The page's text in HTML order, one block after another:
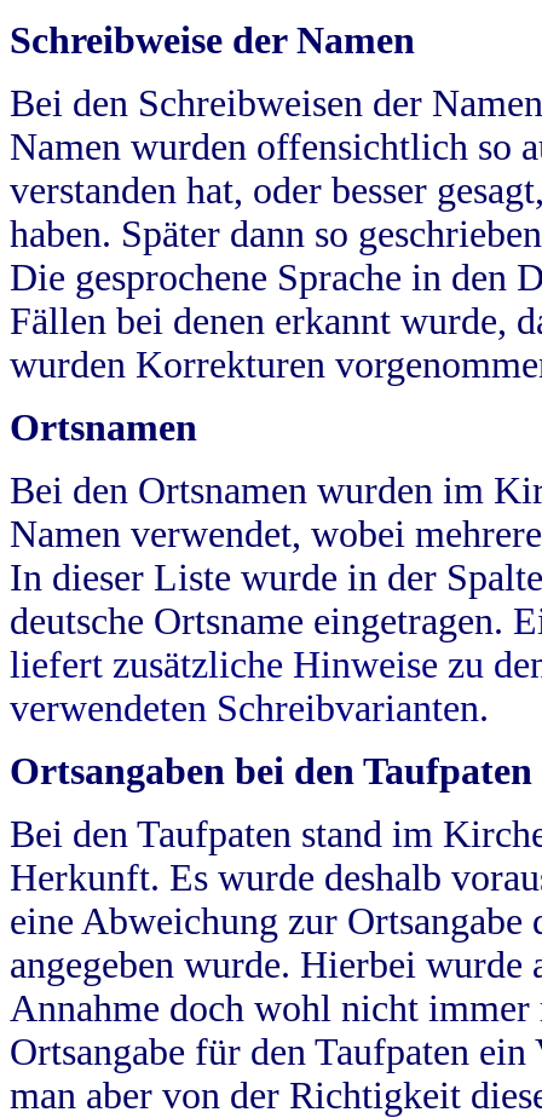
Schreibweise der Namen
Bei den Schreibweisen der
Namen wurden offensichtlich so
verstanden hat, oder besser
haben. Später dann so
Die gesprochene Sprache in
Fällen bei denen erkannt wurde,
wurden Korrekturen
Ortsnamen
Bei den Ortsnamen wurden im
Namen verwendet, wobei
In dieser Liste wurde in der
deutsche Ortsname eingetragen.
liefert zusätzliche Hinweise zu
verwendeten Schreibvarianten.
Ortsangaben bei den Taufpaten
Bei den Taufpaten stand im
Herkunft. Es wurde deshalb
eine Abweichung zur
angegeben wurde. Hierbei wurde
Annahme doch wohl nicht
Ortsangabe für den Taufpaten
man aber von der Richtigkeit